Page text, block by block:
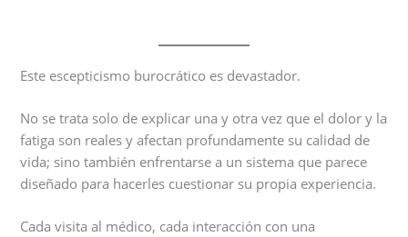
Este escepticismo burocrático es devastador.
No se trata solo de explicar una y otra vez que el dolor y la
fatiga son reales y afectan profundamente su calidad de
vida; sino también enfrentarse a un sistema que parece
diseñado para hacerles cuestionar su propia experiencia.
Cada visita al médico, cada interacción con una